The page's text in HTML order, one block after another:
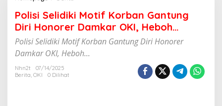
l
i
S
Polisi Selidiki Motif Korban Gantung
Diri Honorer Damkar OKI, Heboh…
Polisi Selidiki Motif Korban Gantung Diri Honorer
Damkar OKI, Heboh...
Nhn2t
07/14/2025
Berita, OKI 0 Dilihat